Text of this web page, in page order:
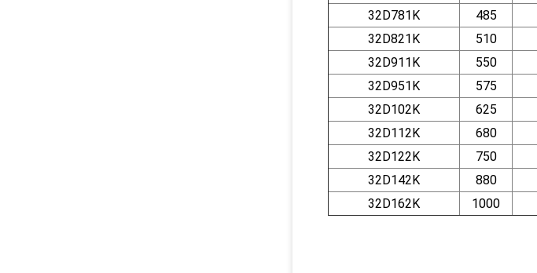
32D781K
485
32D821K
510
32D911K
550
32D951K
575
32D102K
625
32D112K
680
32D122K
750
32D142K
880
32D162K
1000